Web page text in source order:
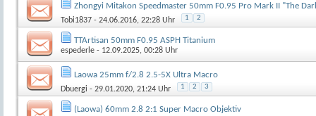
Zhongyi Mitakon Speedmaster 50mm F0.95 Pro Mark II "The
Tobi1837 - 24.06.2016, 22:28 Uhr 1 2
TTArtisan 50mm F0.95 ASPH Titanium
espederle - 12.09.2025, 00:28 Uhr
Laowa 25mm f/2.8 2.5-5X Ultra Macro
Dbuergi - 29.01.2020, 21:24 Uhr 1 2 3
(Laowa) 60mm 2.8 2:1 Super Macro Objektiv